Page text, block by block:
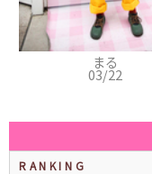
RANKING